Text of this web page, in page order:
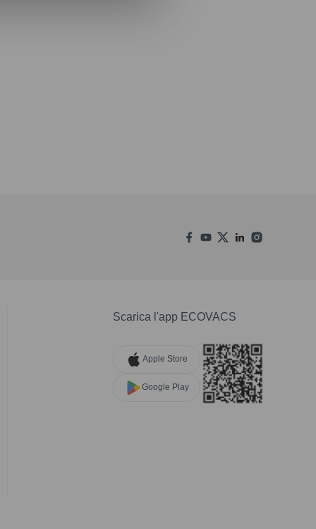
Scarica l'app ECOVACS
Apple Store
Google Play